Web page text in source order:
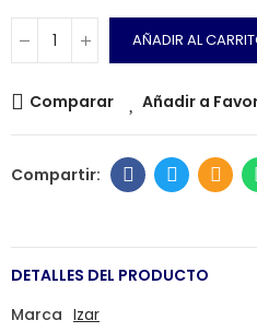
AÑADIR AL
Comparar Añadir a
DETALLES DEL PRODUCTO
Marca Izar